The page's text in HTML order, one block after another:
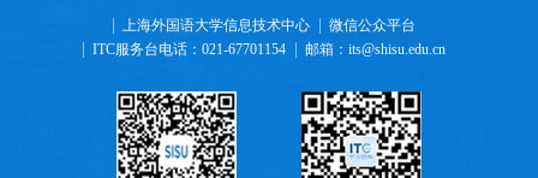
上海外国语大学信息技术中心
微信公众平台
ITC服务台电话：021-67701154
邮箱：its@shisu.edu.cn